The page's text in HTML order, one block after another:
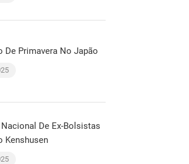
De Primavera No Japão
De Ex-Bolsistas
Kenshusen